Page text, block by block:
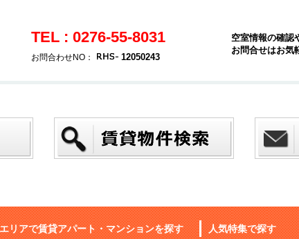
TEL : 0276-55-8031
お問合わせNO： 12050243
空室情報の確認
お問合せはお気
リアで賃貸アパート・マンションを探す 人気特集で探す